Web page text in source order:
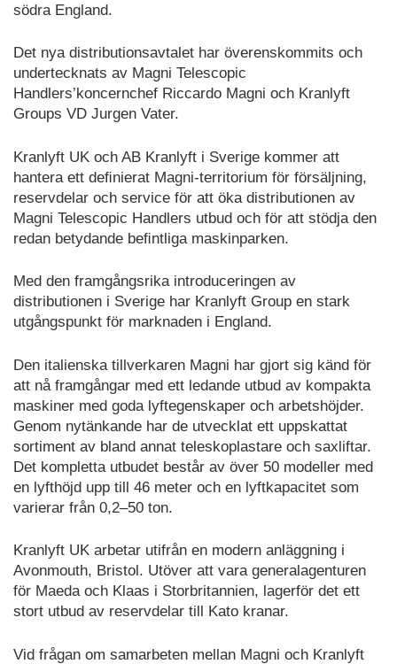
södra England.
Det nya distributionsavtalet har överenskommits och
undertecknats av Magni Telescopic
Handlers’koncernchef Riccardo Magni och Kranlyft
Groups VD Jurgen Vater.
Kranlyft UK och AB Kranlyft i Sverige kommer att
hantera ett deﬁnierat Magni-territorium för försäljning,
reservdelar och service för att öka distributionen av
Magni Telescopic Handlers utbud och för att stödja den
redan betydande beﬁntliga maskinparken.
Med den framgångsrika introduceringen av
distributionen i Sverige har Kranlyft Group en stark
utgångspunkt för marknaden i England.
Den italienska tillverkaren Magni har gjort sig känd för
att nå framgångar med ett ledande utbud av kompakta
maskiner med goda lyftegenskaper och arbetshöjder.
Genom nytänkande har de utvecklat ett uppskattat
sortiment av bland annat teleskoplastare och saxliftar.
Det kompletta utbudet består av över 50 modeller med
en lyfthöjd upp till 46 meter och en lyftkapacitet som
varierar från 0,2–50 ton.
Kranlyft UK arbetar utifrån en modern anläggning i
Avonmouth, Bristol. Utöver att vara generalagenturen
för Maeda och Klaas i Storbritannien, lagerför det ett
stort utbud av reservdelar till Kato kranar.
Vid frågan om samarbeten mellan Magni och Kranlyft